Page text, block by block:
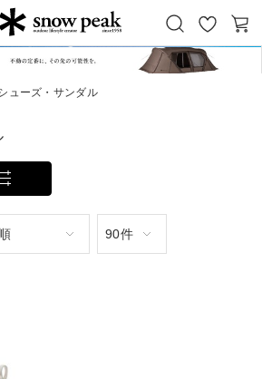
Snow Peak
お
気
カ
ューズ・サンダル